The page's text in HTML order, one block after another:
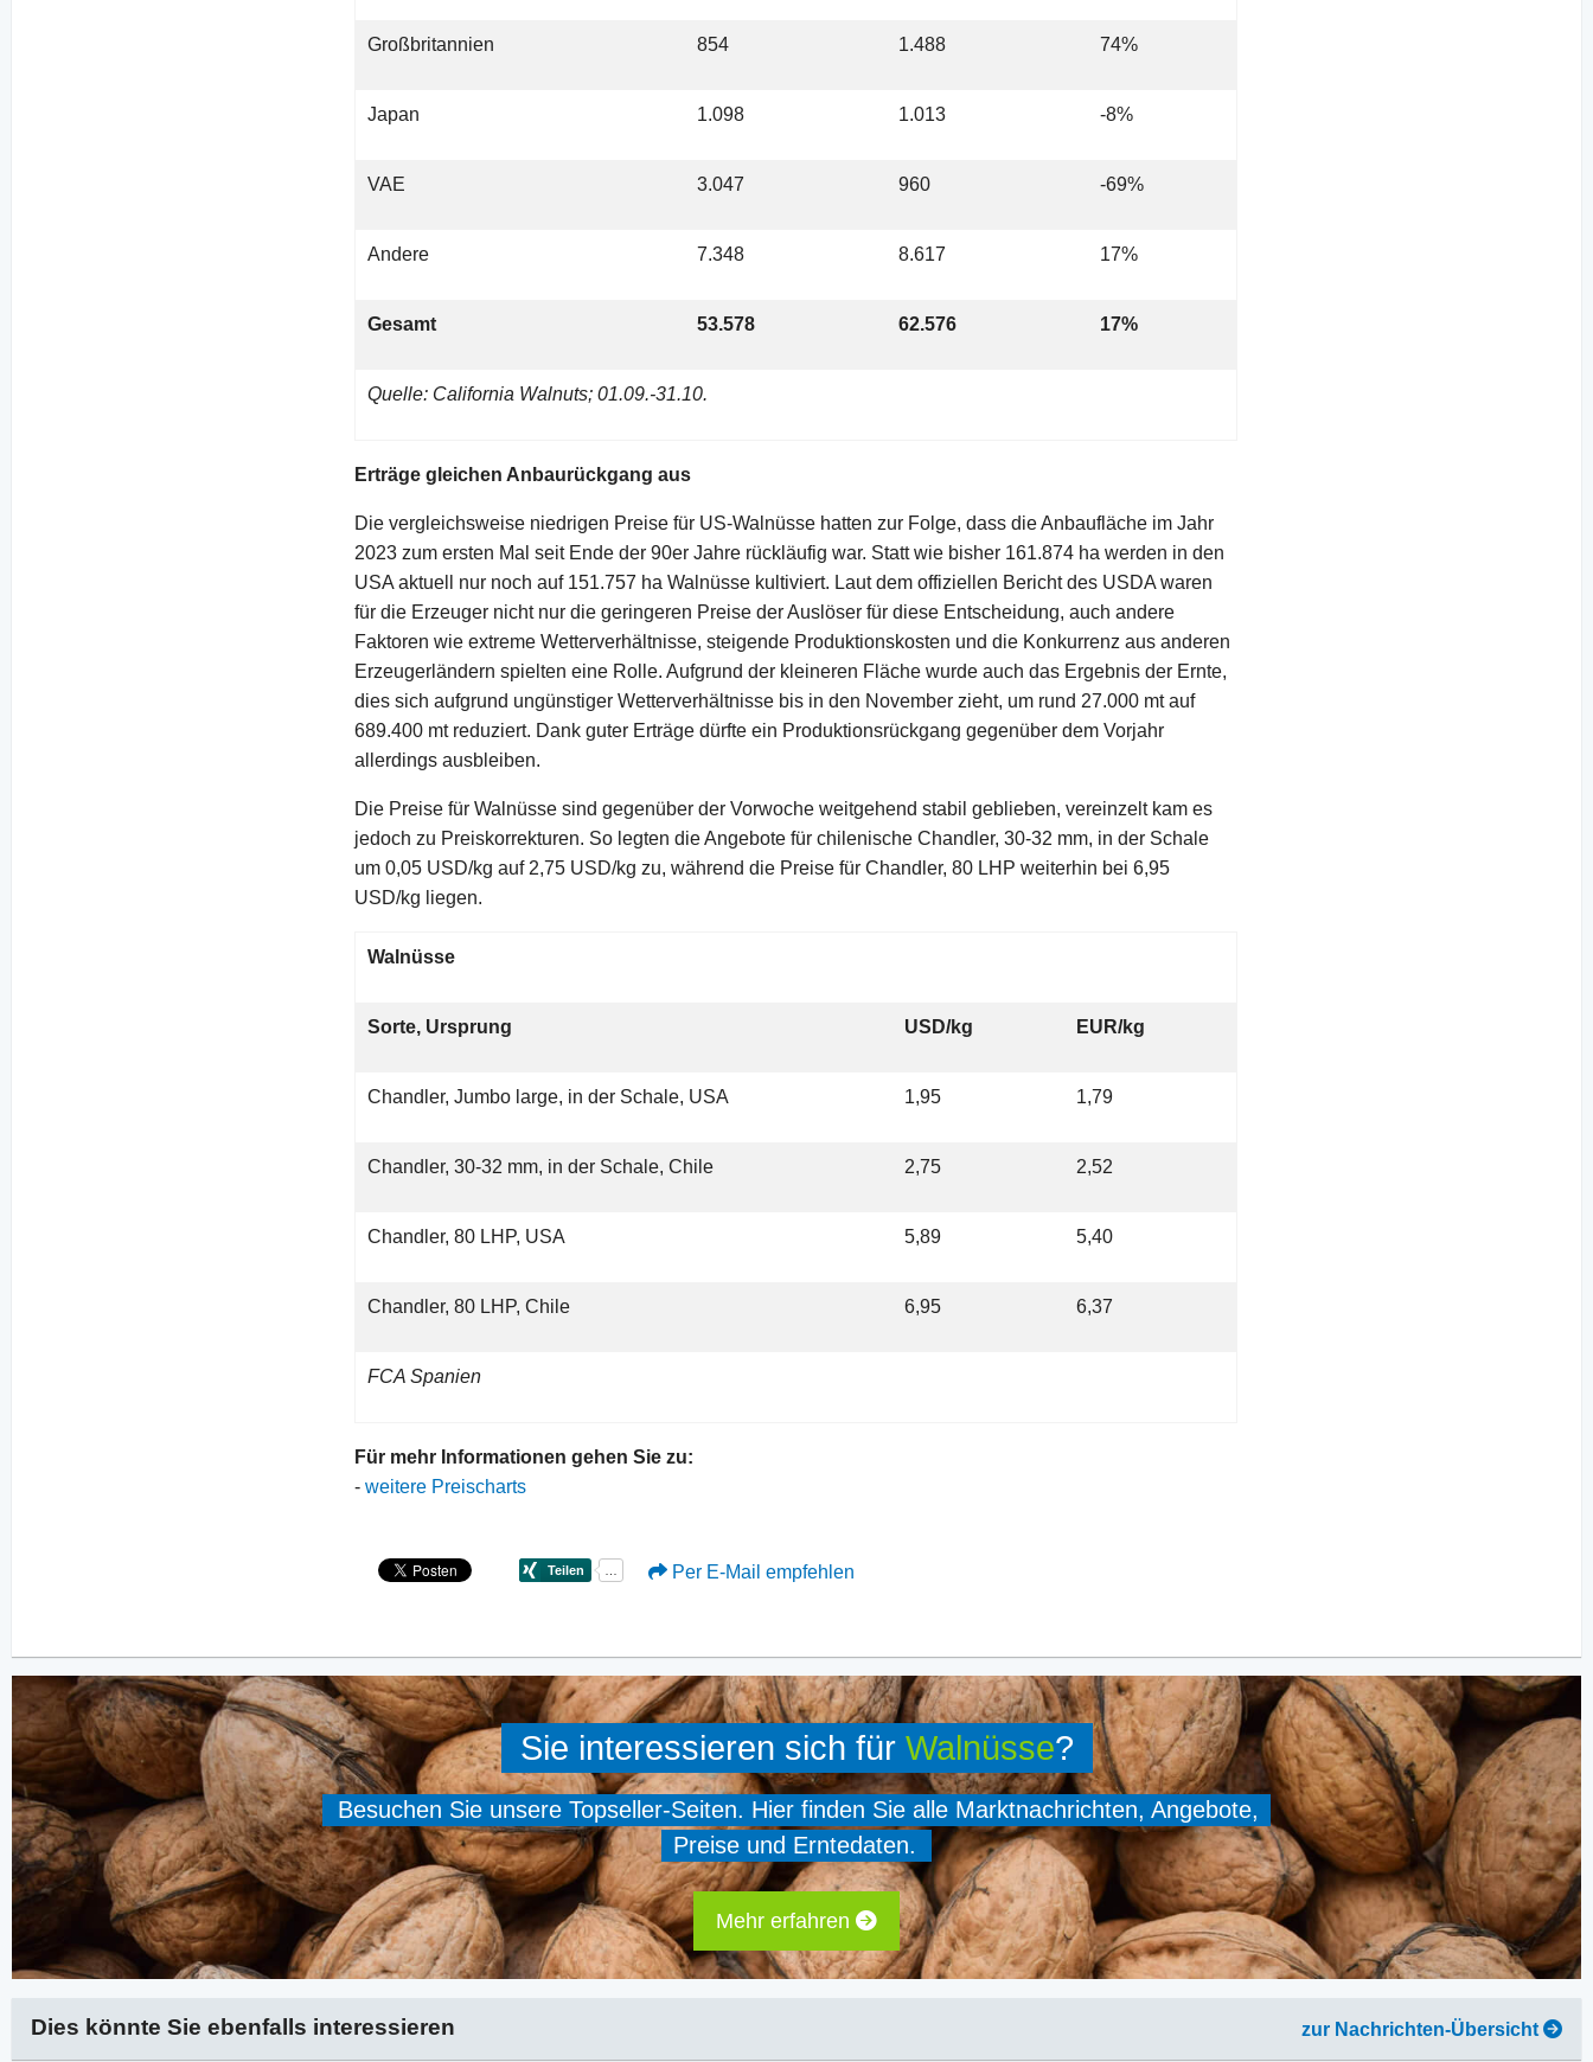
Großbritannien 854 1.488 74%
Japan 1.098 1.013 -8%
VAE 3.047 960 -69%
Andere 7.348 8.617 17%
Gesamt 53.578 62.576 17%
Quelle: California Walnuts; 01.09.-31.10.
Erträge gleichen Anbaurückgang aus
Die vergleichsweise niedrigen Preise für US-Walnüsse hatten zur Folge, dass die Anbaufläche im Jahr
2023 zum ersten Mal seit Ende der 90er Jahre rückläufig war. Statt wie bisher 161.874 ha werden in den
USA aktuell nur noch auf 151.757 ha Walnüsse kultiviert. Laut dem offiziellen Bericht des USDA waren
für die Erzeuger nicht nur die geringeren Preise der Auslöser für diese Entscheidung, auch andere
Faktoren wie extreme Wetterverhältnisse, steigende Produktionskosten und die Konkurrenz aus anderen
Erzeugerländern spielten eine Rolle. Aufgrund der kleineren Fläche wurde auch das Ergebnis der Ernte,
dies sich aufgrund ungünstiger Wetterverhältnisse bis in den November zieht, um rund 27.000 mt auf
689.400 mt reduziert. Dank guter Erträge dürfte ein Produktionsrückgang gegenüber dem Vorjahr
allerdings ausbleiben.
Die Preise für Walnüsse sind gegenüber der Vorwoche weitgehend stabil geblieben, vereinzelt kam es
jedoch zu Preiskorrekturen. So legten die Angebote für chilenische Chandler, 30-32 mm, in der Schale
um 0,05 USD/kg auf 2,75 USD/kg zu, während die Preise für Chandler, 80 LHP weiterhin bei 6,95
USD/kg liegen.
Walnüsse
Sorte, Ursprung USD/kg EUR/kg
Chandler, Jumbo large, in der Schale, USA 1,95 1,79
Chandler, 30-32 mm, in der Schale, Chile 2,75 2,52
Chandler, 80 LHP, USA 5,89 5,40
Chandler, 80 LHP, Chile 6,95 6,37
FCA Spanien
Für mehr Informationen gehen Sie zu:
-weitere Preischarts
Per E-Mail empfehlen
Sie interessieren sich für Walnüsse?
Besuchen Sie unsere Topseller-Seiten. Hier finden Sie alle Marktnachrichten, Angebote,
Preise und Erntedaten.
Mehr erfahren
Dies könnte Sie ebenfalls interessieren zur Nachrichten-Übersicht